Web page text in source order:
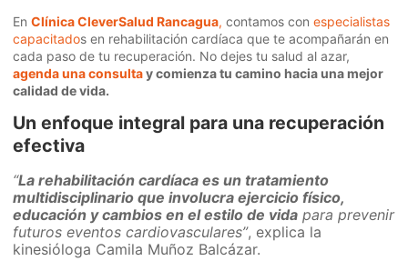
En Clínica CleverSalud Rancagua, contamos con especialistas
capacitados en rehabilitación cardíaca que te acompañarán en
cada paso de tu recuperación. No dejes tu salud al azar,
agenda una consultay comienza tu camino hacia una mejor
calidad de vida.
Un enfoque integral para una recuperación
efectiva
“La rehabilitación cardíaca es un tratamiento
multidisciplinario que involucra ejercicio físico,
educación y cambios en el estilo de vida para prevenir
futuros eventos cardiovasculares”, explica la
kinesióloga Camila Muñoz Balcázar.